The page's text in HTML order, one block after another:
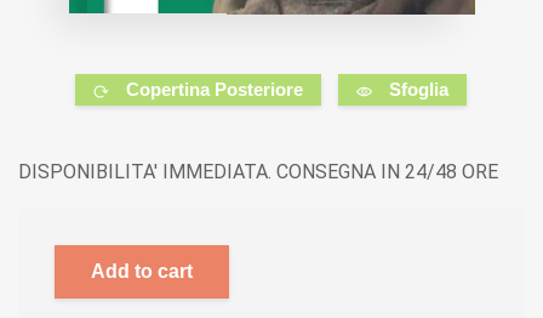
Copertina Posteriore Sfoglia
DISPONIBILITA' IMMEDIATA. CONSEGNA IN 24/48 ORE
Add to cart